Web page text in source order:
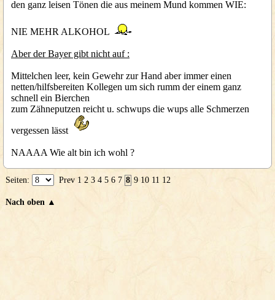
den ganz leisen Tönen die aus meinem Mund kommen WIE:
NIE MEHR ALKOHOL
Aber der Bayer gibt nicht auf :
Mittelchen leer, kein Gewehr zur Hand aber immer einen
netten/hilfsbereiten Kollegen um sich rumm der einem ganz
schnell ein Bierchen
zum Zähneputzen reicht u. schwups die wups alle Schmerzen
vergessen lässt
NAAAA Wie alt bin ich wohl ?
Seiten: Prev 1 2 3 4 5 6 7 8 9 10 11 12
Nach oben ▲